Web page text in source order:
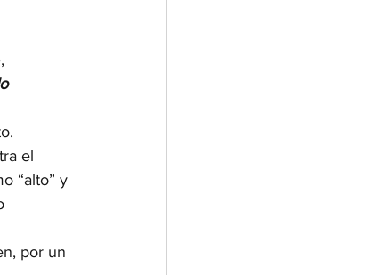
el
“alto” y
por un